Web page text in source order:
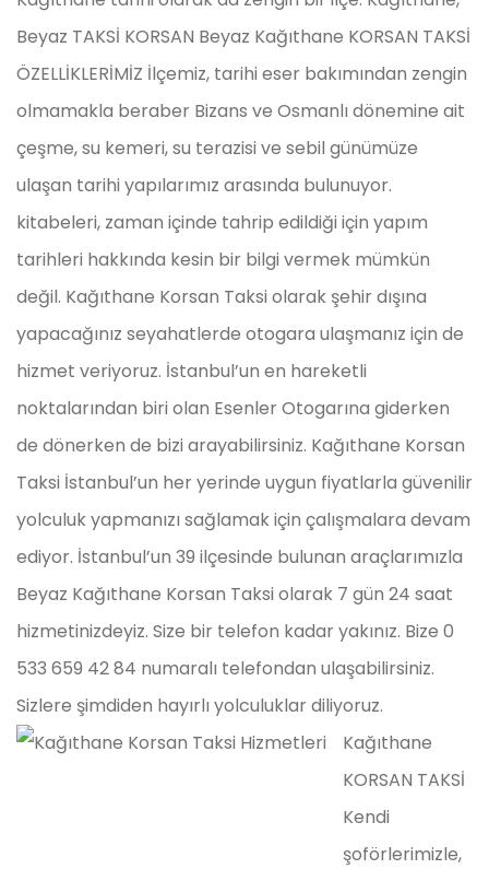
Beyaz TAKSİ KORSAN Beyaz Kağıthane KORSAN TAKSİ
ÖZELLİKLERİMİZ İlçemiz, tarihi eser bakımından zengin
olmamakla beraber Bizans ve Osmanlı dönemine ait
çeşme, su kemeri, su terazisi ve sebil günümüze
ulaşan tarihi yapılarımız arasında bulunuyor.
kitabeleri, zaman içinde tahrip edildiği için yapım
tarihleri hakkında kesin bir bilgi vermek mümkün
değil. Kağıthane Korsan Taksi olarak şehir dışına
yapacağınız seyahatlerde otogara ulaşmanız için de
hizmet veriyoruz. İstanbul’un en hareketli
noktalarından biri olan Esenler Otogarına giderken
de dönerken de bizi arayabilirsiniz. Kağıthane Korsan
Taksi İstanbul’un her yerinde uygun fiyatlarla güvenilir
yolculuk yapmanızı sağlamak için çalışmalara devam
ediyor. İstanbul’un 39 ilçesinde bulunan araçlarımızla
Beyaz Kağıthane Korsan Taksi olarak 7 gün 24 saat
hizmetinizdeyiz. Size bir telefon kadar yakınız. Bize 0
533 659 42 84 numaralı telefondan ulaşabilirsiniz.
Sizlere şimdiden hayırlı yolculuklar diliyoruz.
Kağıthane
KORSAN TAKSİ
Kendi
şoförlerimizle,